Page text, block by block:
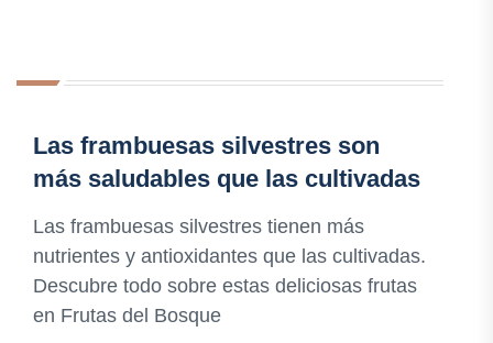
Las frambuesas silvestres son
más saludables que las cultivadas
Las frambuesas silvestres tienen más
nutrientes y antioxidantes que las cultivadas.
Descubre todo sobre estas deliciosas frutas
en Frutas del Bosque